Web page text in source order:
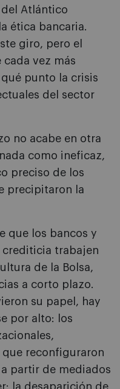
Atlántico
ética bancaria.
giro, pero el
cada vez más
punto la crisis
del sector
no acabe en otra
como ineficaz,
preciso de los
precipitaron la
que los bancos y
crediticia trabajen
de la Bolsa,
a corto plazo.
su papel, hay
por alto: los
reconfiguraron
partir de mediados
la desaparición de